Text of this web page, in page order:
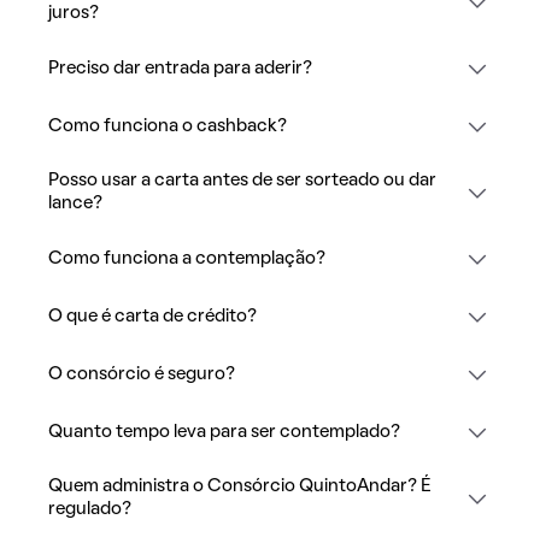
juros?
Preciso dar entrada para aderir?
Como funciona o cashback?
Posso usar a carta antes de ser sorteado ou dar
lance?
Como funciona a contemplação?
O que é carta de crédito?
O consórcio é seguro?
Quanto tempo leva para ser contemplado?
Quem administra o Consórcio QuintoAndar? É
regulado?